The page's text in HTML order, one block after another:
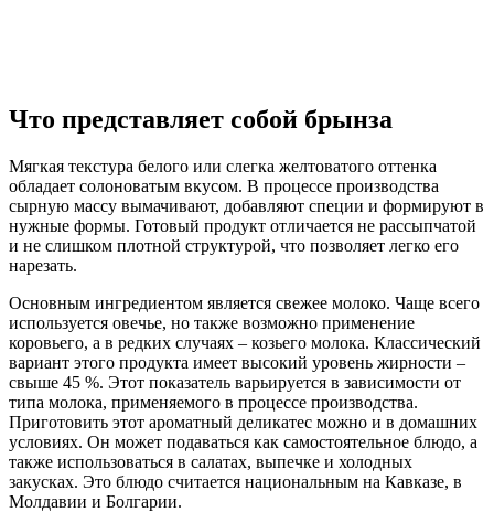
Что представляет собой брынза
Мягкая текстура белого или слегка желтоватого оттенка
обладает солоноватым вкусом. В процессе производства
сырную массу вымачивают, добавляют специи и формируют в
нужные формы. Готовый продукт отличается не рассыпчатой
и не слишком плотной структурой, что позволяет легко его
нарезать.
Основным ингредиентом является свежее молоко. Чаще всего
используется овечье, но также возможно применение
коровьего, а в редких случаях – козьего молока. Классический
вариант этого продукта имеет высокий уровень жирности –
свыше 45 %. Этот показатель варьируется в зависимости от
типа молока, применяемого в процессе производства.
Приготовить этот ароматный деликатес можно и в домашних
условиях. Он может подаваться как самостоятельное блюдо, а
также использоваться в салатах, выпечке и холодных
закусках. Это блюдо считается национальным на Кавказе, в
Молдавии и Болгарии.